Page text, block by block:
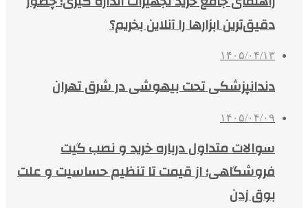
دقیق‌ترین ابزارها را آنلاین بخریم؟
۱۴۰۵/۰۴/۱۳
دندانپزشکی تحت بیهوشی در شرق تهران
۱۴۰۵/۰۴/۰۹
سوالات متداول درباره خرید و نصب گیت
فروشگاهی؛ از قیمت تا تنظیم حساسیت و علت
بوق زدن